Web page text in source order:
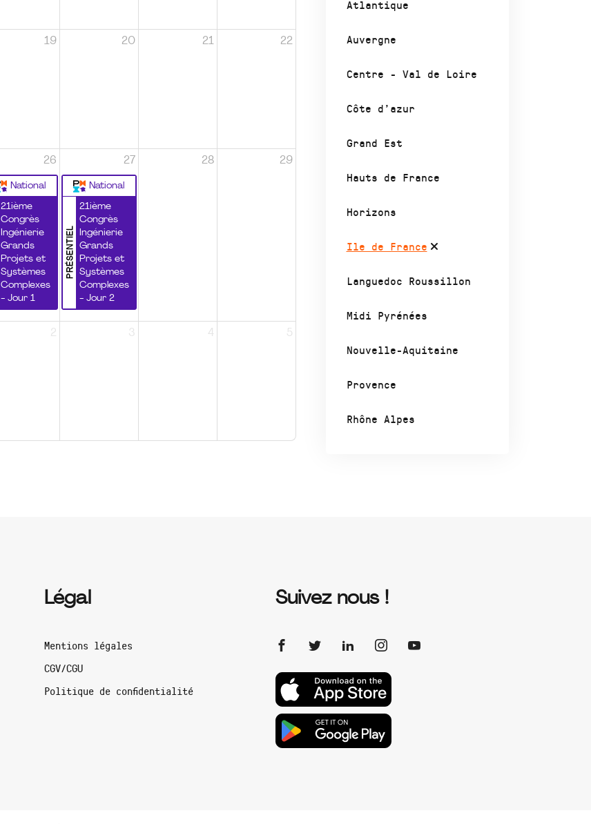
Atlantique
Auvergne
Centre - Val de Loire
Côte d’azur
Grand Est
Hauts de France
Horizons
Ile de France
Languedoc Roussillon
Midi Pyrénées
Nouvelle-Aquitaine
Provence
Rhône Alpes
19 20 21 22
26
National
21ième
Congrès
Ingénierie
Grands
Projets et
Systèmes
Complexes
- Jour 1
27
National
PRÉSENTIEL
21ième
Congrès
Ingénierie
Grands
Projets et
Systèmes
Complexes
- Jour 2
28 29
2 3 4 5
Légal
Mentions légales
CGV/CGU
Politique de confidentialité
Suivez nous !